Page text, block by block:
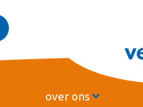
over ons